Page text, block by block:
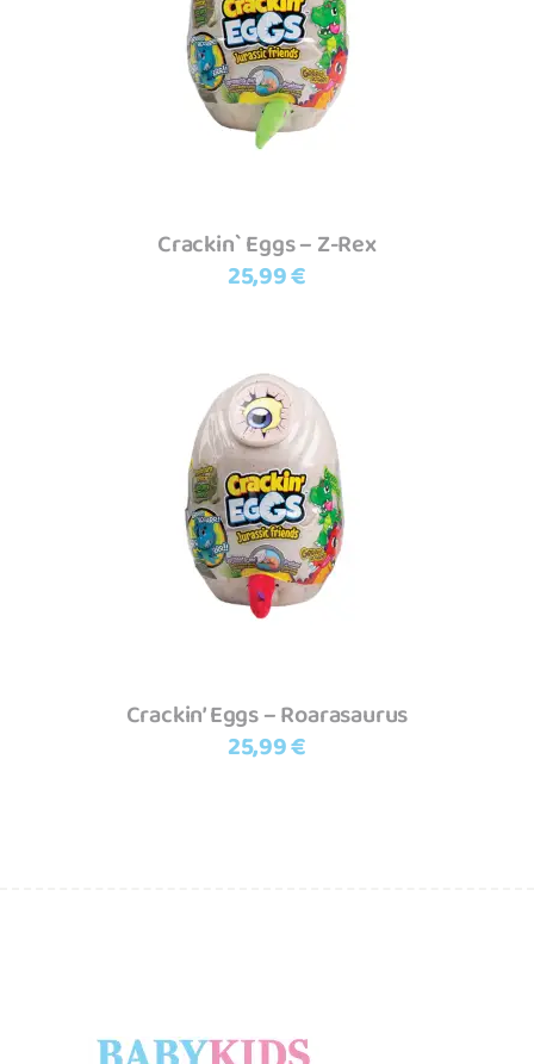
Ler mais
Crackin` Eggs – Z-Rex
25,99€
Adicionar
Crackin’ Eggs – Roarasaurus
25,99€